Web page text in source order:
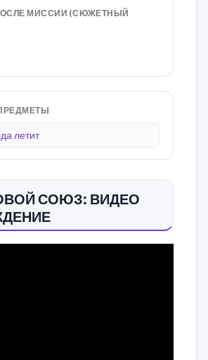
МИССИИ (СЮЖЕТНЫЙ
летит
СОЮЗ: ВИДЕО